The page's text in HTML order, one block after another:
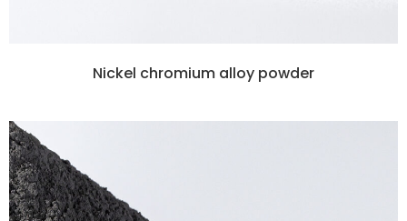
Nickel chromium alloy powder